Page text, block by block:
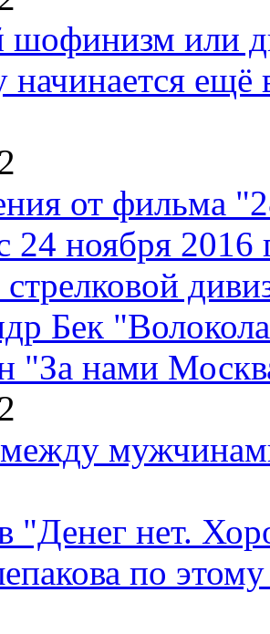
или
начинается ещё
от фильма
24 ноября
Бек
"За нами
между
"Денег нет.
по